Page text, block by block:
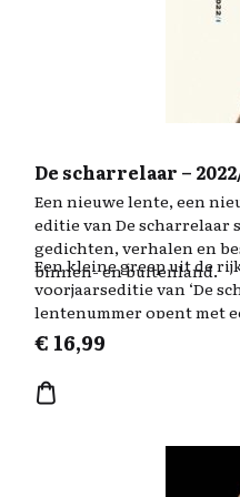
De scharrelaar –
Een nieuwe lente, een
editie van De scharrelaar
gedichten, verhalen en
binnen- en buitenland.
Een kleine greep uit de
voorjaarseditie van ‘De
lentenummer opent met
natuurjournalist Caspar
geelgors die hij zag.
hij is het nooit meer
dichters Benno Barnard
het bewogen
roofvogelaar Rob Bijlsma
€ 16,99